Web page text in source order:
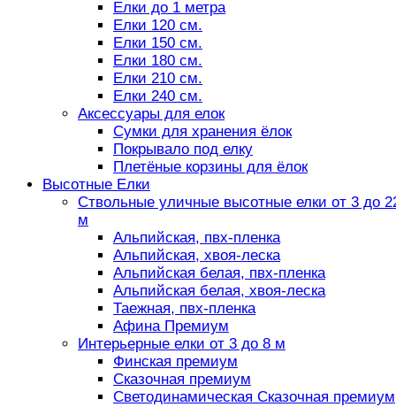
Елки до 1 метра
Елки 120 см.
Елки 150 см.
Елки 180 см.
Елки 210 см.
Елки 240 см.
Аксессуары для елок
Сумки для хранения ёлок
Покрывало под елку
Плетёные корзины для ёлок
Высотные Елки
Ствольные уличные высотные елки от 3 до
м
Альпийская, пвх-пленка
Альпийская, хвоя-леска
Альпийская белая, пвх-пленка
Альпийская белая, хвоя-леска
Таежная, пвх-пленка
Афина Премиум
Интерьерные елки от 3 до 8 м
Финская премиум
Сказочная премиум
Светодинамическая Сказочная премиум